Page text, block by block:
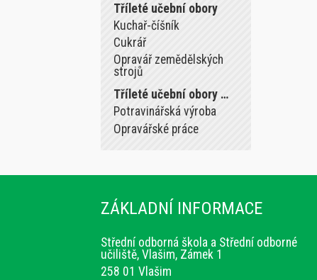
Tříleté učební obory
Kuchař-číšník
Cukrář
Opravář zemědělských
strojů
Tříleté učební obory …
Potravinářská výroba
Opravářské práce
ZÁKLADNÍ INFORMACE
Střední odborná škola a Střední odborné
učiliště, Vlašim, Zámek 1
258 01 Vlašim